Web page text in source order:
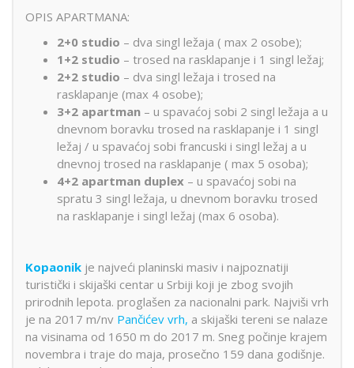
OPIS APARTMANA:
2+0 studio – dva singl ležaja ( max 2 osobe);
1+2 studio – trosed na rasklapanje i 1 singl ležaj;
2+2 studio – dva singl ležaja i trosed na
rasklapanje (max 4 osobe);
3+2 apartman – u spavaćoj sobi 2 singl ležaja a u
dnevnom boravku trosed na rasklapanje i 1 singl
ležaj / u spavaćoj sobi francuski i singl ležaj a u
dnevnoj trosed na rasklapanje ( max 5 osoba);
4+2 apartman duplex – u spavaćoj sobi na
spratu 3 singl ležaja, u dnevnom boravku trosed
na rasklapanje i singl ležaj (max 6 osoba).
Kopaonik je najveći planinski masiv i najpoznatiji
turistički i skijaški centar u Srbiji koji je zbog svojih
prirodnih lepota. proglašen za nacionalni park. Najviši vrh
je na 2017 m/nv Pančićev vrh, a skijaški tereni se nalaze
na visinama od 1650 m do 2017 m. Sneg počinje krajem
novembra i traje do maja, prosečno 159 dana godišnje.